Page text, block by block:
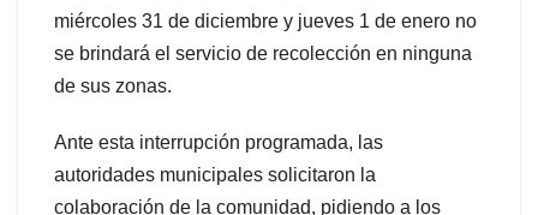
miércoles 31 de diciembre y jueves 1 de enero no
se brindará el servicio de recolección en ninguna
de sus zonas.
Ante esta interrupción programada, las
autoridades municipales solicitaron la
colaboración de la comunidad, pidiendo a los